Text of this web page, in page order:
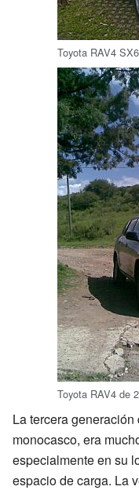
Toyota RAV4
Toyota RAV4 de
La tercera
monocasco, era
especialmente en su
espacio de carga. La